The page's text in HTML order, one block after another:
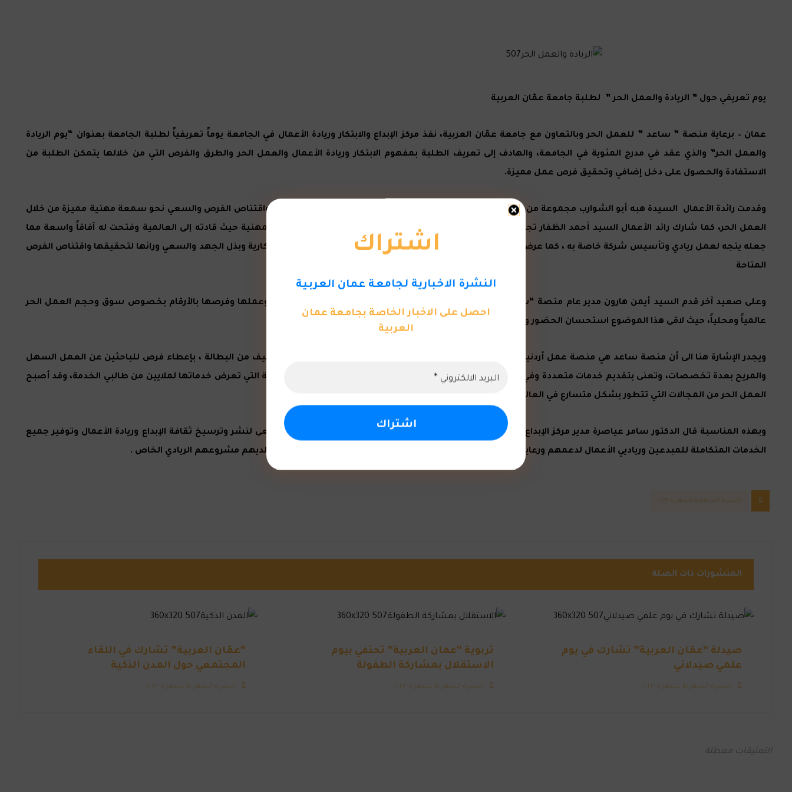
يوم تعريفي حول ” الريادة والعمل الحر ” لطلبة جامعة عمّان العربية
عمان – برعاية منصة ” ساعد ” للعمل الحر وبالتعاون مع جامعة عمّان العربية، نفذ مركز الإبداع والابتكار وريادة الأعمال في الجامعة يوماً تعريفياً لطلبة الجامعة بعنوان “يوم الريادة
والعمل الحر” والذي عقد في مدرج المئوية في الجامعة، والهادف إلى تعريف الطلبة بمفهوم الابتكار وريادة الأعمال والعمل الحر والطرق والفرص التي من خلالها يتمكن الطلبة من
الاستفادة والحصول على دخل إضافي وتحقيق فرص عمل مميزة.
وقدمت رائدة الأعمال السيدة هبه أبو الشوارب مجموعة من النصائح والتوجيهات للطلبة حول أهمية ريادة الأعمال والابتكار واقتناص الفرص والسعي نحو سمعة مهنية مميزة من خلال
العمل الحر، كما شارك رائد الأعمال السيد أحمد الظفار تجربته الشخصية الرائدة في العمل الحر ودوره في بناء سمعته المهنية حيث قادته إلى العالمية وفتحت له آفاقاً واسعة مما
جعله يتجه لعمل ريادي وتأسيس شركة خاصة به ، كما عرض تجربته الناجحة دعياً الحضور إلى الاهتمام بالأفكار الريادية والابتكارية وبذل الجهد والسعي ورائها لتحقيقها واقتناص الفرص
المتاحة
وعلى صعيد آخر قدم السيد أيمن هارون مدير عام منصة “ساعد” للعمل الحر وفريق المنصة شرحاً تفصيلياً عن المنصة وعملها وفرصها بالأرقام بخصوص سوق وحجم العمل الحر
عالمياً ومحلياً، حيث لاقى هذا الموضوع استحسان الحضور والإقبال على التسجيل في المنصة من قبل طلبة الجامعة.
ويجدر الإشارة هنا الى أن منصة ساعد هي منصة عمل أردنية عربية احترافية للعمل الحر لديها أهداف نبيلة أساسها التخفيف من البطالة ، بإعطاء فرص للباحثين عن العمل السهل
والمريح بعدة تخصصات، وتعنى بتقديم خدمات متعددة وفي كافة المجالات ولأي مكان في العالم من خلال المنصة الإلكترونية التي تعرض خدماتها لملايين من طالبي الخدمة، وقد أصبح
العمل الحر من المجالات التي تتطور بشكل متسارع في العالم.
وبهذه المناسبة قال الدكتور سامر عياصرة مدير مركز الإبداع والابتكار وريادة الاعمال في جامعة عمّان العربية بأن المركز يسعى لنشر وترسيخ ثقافة الإبداع وريادة الأعمال وتوفير جميع
الخدمات المتكاملة للمبدعين ورياديي الأعمال لدعمهم ورعايتهم وتنمية قدراتهم وتطوير ابتكاراتهم من الفكرة إلى أن يصبح لديهم مشروعهم الريادي الخاص .
اشتراك
النشرة الاخبارية لجامعة عمان العربية
احصل على الاخبار الخاصة بجامعة عمان
العربية
النشرة الشهرية لشهر ٥ ٢٠٢٣
المنشورات ذات الصلة
صيدلة “عمّان العربية” تشارك في يوم
علمي صيدلاني
النشرة الشهرية لشهر ٥ ٢٠٢٣
تربوية “عمان العربية” تحتفي بيوم
الاستقلال بمشاركة الطفولة
النشرة الشهرية لشهر ٥ ٢٠٢٣
“عمّان العربية” تشارك في اللقاء
المجتمعي حول المدن الذكية
النشرة الشهرية لشهر ٥ ٢٠٢٣
التعليقات معطلة.